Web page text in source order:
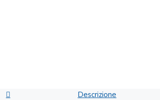
Descrizione